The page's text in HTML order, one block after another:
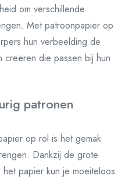
om verschillende
Met patroonpapier op
hun verbeelding de
creëren die passen bij hun
patronen
op rol is het gemak
Dankzij de grote
papier kun je moeiteloos